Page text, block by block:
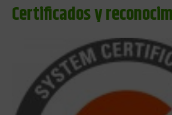
Certificados y